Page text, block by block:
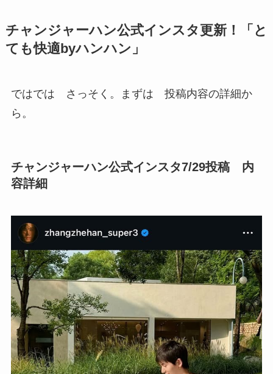
チャンジャーハン公式インスタ更新！「と
ても快適byハンハン」
ではでは さっそく。まずは 投稿内容の詳細か
ら。
チャンジャーハン公式インスタ7/29投稿 内
容詳細